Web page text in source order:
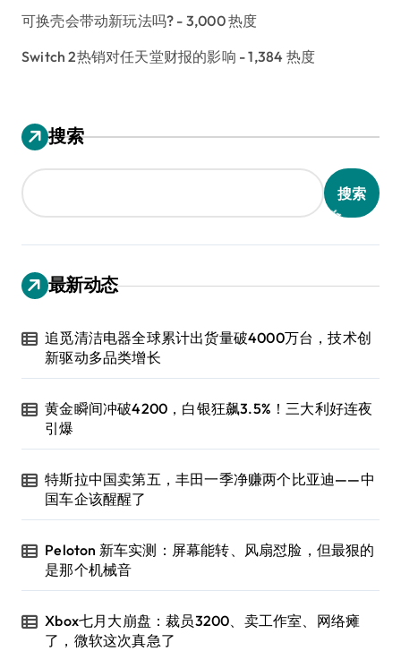
可换壳会带动新玩法吗? - 3,000 热度
Switch 2热销对任天堂财报的影响 - 1,384 热度
搜索
搜索
最新动态
追觅清洁电器全球累计出货量破4000万台，技术创
新驱动多品类增长
黄金瞬间冲破4200，白银狂飙3.5%！三大利好连夜
引爆
特斯拉中国卖第五，丰田一季净赚两个比亚迪——中
国车企该醒醒了
Peloton 新车实测：屏幕能转、风扇怼脸，但最狠的
是那个机械音
Xbox七月大崩盘：裁员3200、卖工作室、网络瘫
了，微软这次真急了